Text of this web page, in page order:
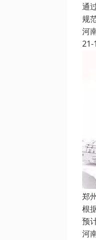
通
规
河
21-
郑
根
预
河